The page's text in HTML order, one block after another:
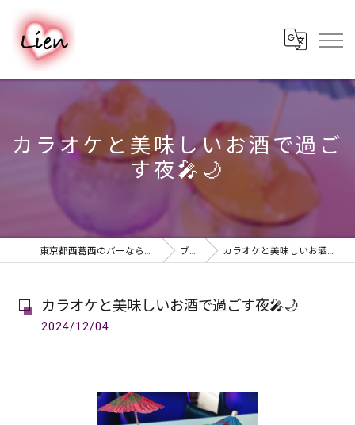
カラオケと美味しいお酒で過ご
す夜🎤🌙
東京都西葛西のバーならPUB & BAR Lien ブログ カラオケと美味しいお酒で過ごす夜🎤🌙
カラオケと美味しいお酒で過ごす夜🎤🌙
2024/12/04